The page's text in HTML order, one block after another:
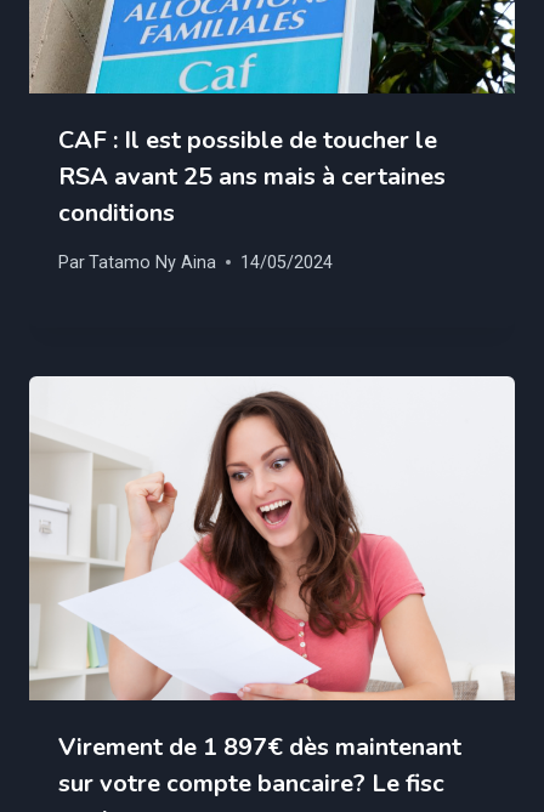
CAF : Il est possible de toucher le
RSA avant 25 ans mais à certaines
conditions
ParTatamo Ny Aina 14/05/2024
Virement de 1 897€ dès maintenant
sur votre compte bancaire? Le fisc